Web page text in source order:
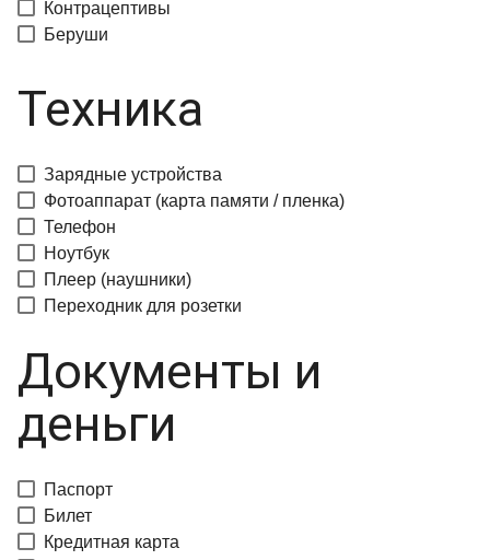
Контрацептивы
Беруши
Техника
Зарядные устройства
Фотоаппарат (карта памяти / пленка)
Телефон
Ноутбук
Плеер (наушники)
Переходник для розетки
Документы и
деньги
Паспорт
Билет
Кредитная карта